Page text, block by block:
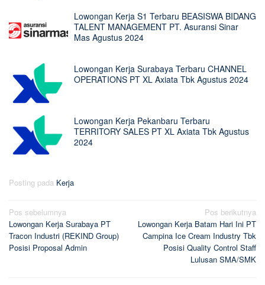
Lowongan Kerja S1 Terbaru BEASISWA BIDANG
TALENT MANAGEMENT PT. Asuransi Sinar
Mas Agustus 2024
Lowongan Kerja Surabaya Terbaru CHANNEL
OPERATIONS PT XL Axiata Tbk Agustus 2024
Lowongan Kerja Pekanbaru Terbaru
TERRITORY SALES PT XL Axiata Tbk Agustus
2024
Posting pada Kerja
Navigasi
pos
Pos sebelumnya
Lowongan Kerja Surabaya PT
Tracon Industri (REKIND Group)
Posisi Proposal Admin
Pos berikutnya
Lowongan Kerja Batam Hari Ini PT
Campina Ice Cream Industry Tbk
Posisi Quality Control Staff
Lulusan SMA/SMK